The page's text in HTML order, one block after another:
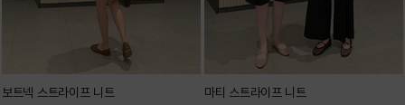
보트넥 스트라이프 니트 마티 스트라이프 니트